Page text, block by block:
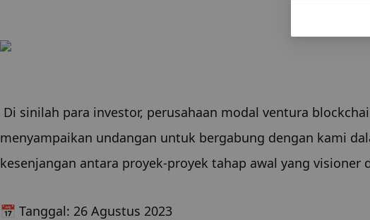
menyampaikan undangan untuk bergabung dengan kami
kesenjangan antara proyek-proyek tahap awal yang visioner
📅 Tanggal: 26 Agustus 2023